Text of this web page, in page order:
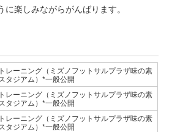
楽しみながらがんばります。
トレーニング（ミズノフットサルプラザ味の素
スタジアム）*一般公開
トレーニング（ミズノフットサルプラザ味の素
スタジアム）*一般公開
トレーニング（ミズノフットサルプラザ味の素
スタジアム）*一般公開